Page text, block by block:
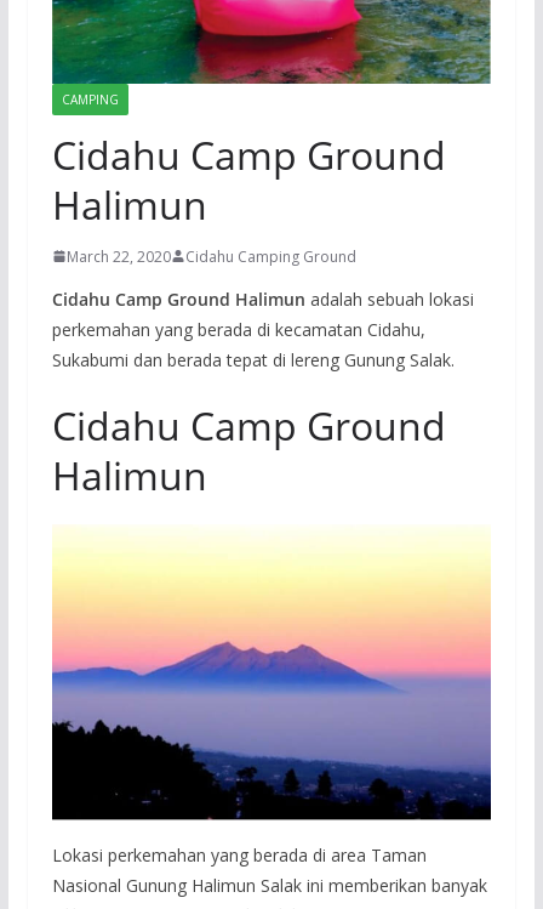
CAMPING
Cidahu Camp Ground
Halimun
March 22, 2020 Cidahu Camping Ground
Cidahu Camp Ground Halimun adalah sebuah lokasi
perkemahan yang berada di kecamatan Cidahu,
Sukabumi dan berada tepat di lereng Gunung Salak.
Cidahu Camp Ground
Halimun
Lokasi perkemahan yang berada di area Taman
Nasional Gunung Halimun Salak ini memberikan banyak